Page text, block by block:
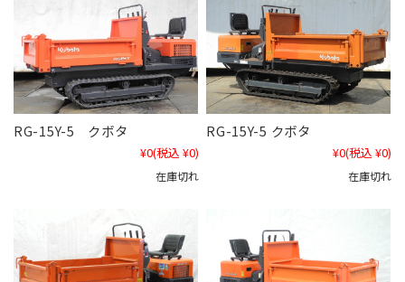
RG-15Y-5 クボタ
¥0(税込 ¥0)
在庫切れ
RG-15Y-5 クボタ
¥0(税込 ¥0)
在庫切れ